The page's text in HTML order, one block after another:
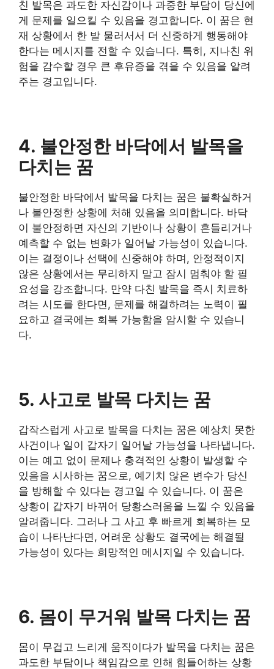
친 발목은 과도한 자신감이나 과중한 부담이 당신에
게 문제를 일으킬 수 있음을 경고합니다. 이 꿈은 현
재 상황에서 한 발 물러서서 더 신중하게 행동해야
한다는 메시지를 전할 수 있습니다. 특히, 지나친 위
험을 감수할 경우 큰 후유증을 겪을 수 있음을 알려
주는 경고입니다.
4. 불안정한 바닥에서 발목을
다치는 꿈
불안정한 바닥에서 발목을 다치는 꿈은 불확실하거
나 불안정한 상황에 처해 있음을 의미합니다. 바닥
이 불안정하면 자신의 기반이나 상황이 흔들리거나
예측할 수 없는 변화가 일어날 가능성이 있습니다.
이는 결정이나 선택에 신중해야 하며, 안정적이지
않은 상황에서는 무리하지 말고 잠시 멈춰야 할 필
요성을 강조합니다. 만약 다친 발목을 즉시 치료하
려는 시도를 한다면, 문제를 해결하려는 노력이 필
요하고 결국에는 회복 가능함을 암시할 수 있습니
다.
5. 사고로 발목 다치는 꿈
갑작스럽게 사고로 발목을 다치는 꿈은 예상치 못한
사건이나 일이 갑자기 일어날 가능성을 나타냅니다.
이는 예고 없이 문제나 충격적인 상황이 발생할 수
있음을 시사하는 꿈으로, 예기치 않은 변수가 당신
을 방해할 수 있다는 경고일 수 있습니다. 이 꿈은
상황이 갑자기 바뀌어 당황스러움을 느낄 수 있음을
알려줍니다. 그러나 그 사고 후 빠르게 회복하는 모
습이 나타난다면, 어려운 상황도 결국에는 해결될
가능성이 있다는 희망적인 메시지일 수 있습니다.
6. 몸이 무거워 발목 다치는 꿈
몸이 무겁고 느리게 움직이다가 발목을 다치는 꿈은
과도한 부담이나 책임감으로 인해 힘들어하는 상황